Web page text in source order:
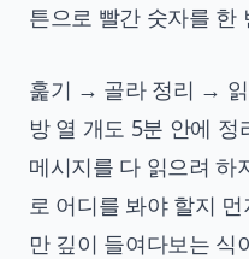
튼으로 빨간 숫자를 한
훑기 → 골라 정리 → 읽
방 열 개도 5분 안에
메시지를 다 읽으려 하
로 어디를 봐야 할지
만 깊이 들여다보는 식